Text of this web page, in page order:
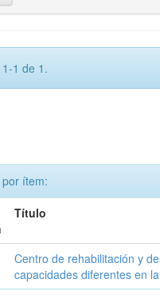
1 de 1.
ítem:
Título
Centro de rehabilitación y
capacidades diferentes en